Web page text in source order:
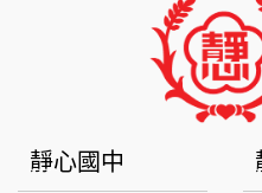
靜心國中